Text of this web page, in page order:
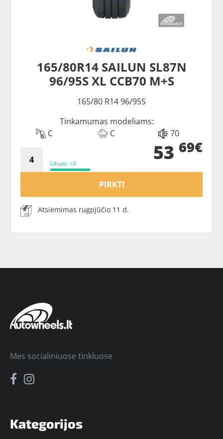
165/80R14 SAILUN SL87N
96/95S XL CCB70 M+S
165/80 R14 96/95S
Tinkamumas modeliams:
C
C 70
Likutis >4 53 69€
PIRKTI
Atsiėmimas rugpjūčio 11 d.
Kategorijos
Mes socialiniuose tinkluose